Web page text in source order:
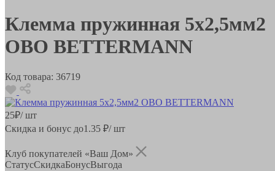
Клемма пружинная 5x2,5мм2
OBO BETTERMANN
Код товара: 36719
25₽/ шт
Скидка и бонус до1.35 ₽/ шт
Клуб покупателей «Ваш Дом»
СтатусСкидкаБонусВыгода